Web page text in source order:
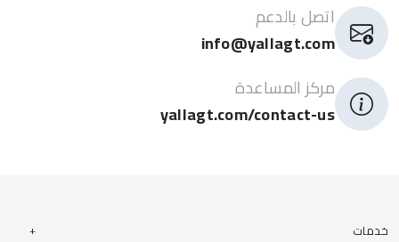
اتصل بالدعم
info@yallagt.com
مركز المساعدة
yallagt.com/contact-us
خدمات